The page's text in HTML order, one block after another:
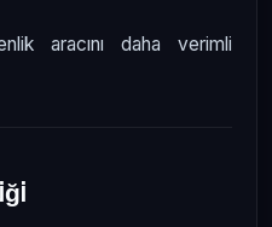
aracını daha verimli